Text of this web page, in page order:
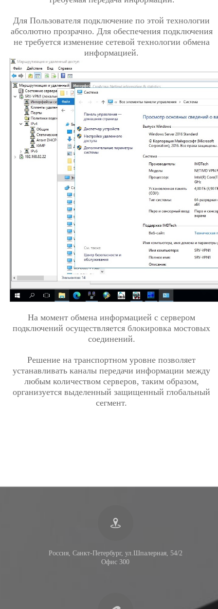
Для Пользователя подключение по этой технологии
абсолютно прозрачно. Для обеспечения подключения
не требуется изменение сетевой технологии обмена
информацией.
На момент обмена информацией с сервером
подключений осуществляется блокировка мостовых
соединений.
Решение на транспортном уровне позволяет
устанавливать каналы передачи информации между
любым количеством серверов, таким образом,
организуется выделенный защищенный глобальный
сегмент.
Россия, Санкт-Петербург, ул.Шпалерная, 54/2
Офис 300